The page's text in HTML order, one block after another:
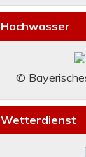
Hochwasser
©
Wetterdienst